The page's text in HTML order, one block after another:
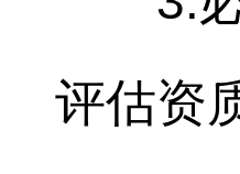
评估资